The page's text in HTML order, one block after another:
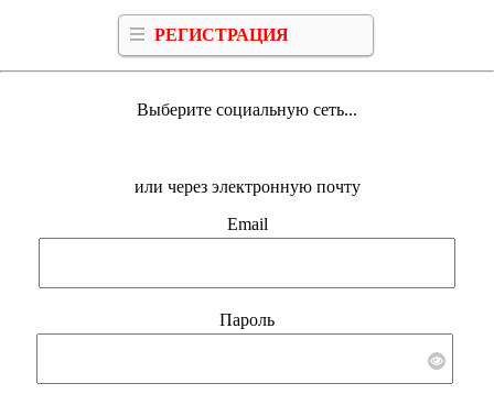
РЕГИСТРАЦИЯ
Выберите социальную сеть...
или через электронную почту
Email
Пароль